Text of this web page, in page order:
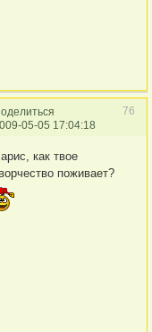
76
05-05 17:04:18
как твое
поживает?